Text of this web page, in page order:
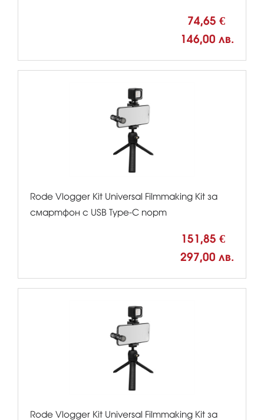
74,65 €
146,00 лв.
Rode Vlogger Kit Universal Filmmaking Kit за
смартфон с USB Type-C порт
151,85 €
297,00 лв.
Rode Vlogger Kit Universal Filmmaking Kit за